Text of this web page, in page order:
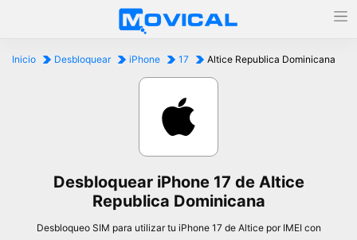
Inicio Desbloquear iPhone 17 Altice Republica Dominicana
Desbloquear iPhone 17 de Altice
Republica Dominicana
Desbloqueo SIM para utilizar tu iPhone 17 de Altice por IMEI con